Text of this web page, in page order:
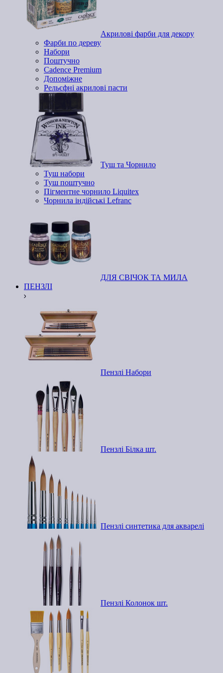
Акрилові фарби для декору
Фарби по дереву
Набори
Поштучно
Cadence Premium
Допоміжне
Рельєфні акрилові пасти
Туш та Чорнило
Туш набори
Туш поштучно
Пігментне чорнило Liquitex
Чорнила індійські Lefranc
ДЛЯ СВІЧОК ТА МИЛА
ПЕНЗЛІ
Пензлі Набори
Пензлі Білка шт.
Пензлі синтетика для акварелі
Пензлі Колонок шт.